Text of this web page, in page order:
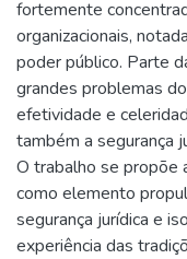
fortemente
organizacionais,
poder público. Parte
grandes problemas
efetividade e
também a segurança
O trabalho se propõe
como elemento
segurança jurídica e
experiência das